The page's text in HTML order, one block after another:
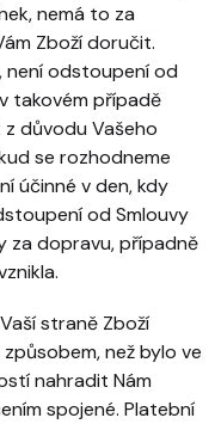
nemá to za
Zboží doručit.
není odstoupení od
takovém případě
důvodu Vašeho
se rozhodneme
účinné v den, kdy
od Smlouvy
za dopravu, případně
straně Zboží
než bylo ve
nahradit Nám
spojené. Platební